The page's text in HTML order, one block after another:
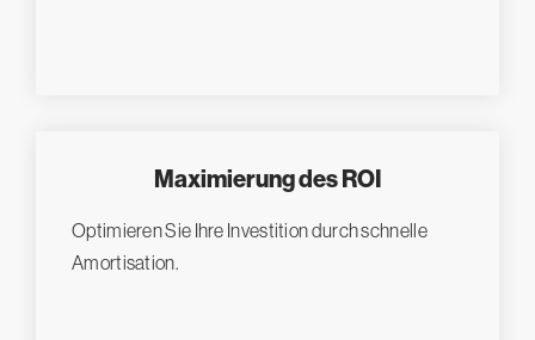
Maximierung des ROI
Optimieren Sie Ihre Investition durch schnelle
Amortisation.